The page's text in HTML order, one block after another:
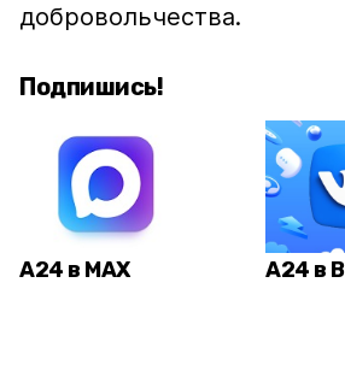
добровольчества.
Подпишись!
А24 в MAX А24 в